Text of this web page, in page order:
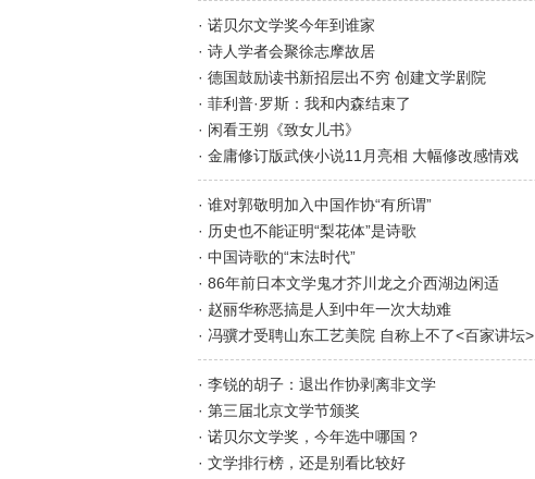
· 诺贝尔文学奖今年到谁家
· 诗人学者会聚徐志摩故居
· 德国鼓励读书新招层出不穷 创建文学剧院
· 菲利普·罗斯：我和内森结束了
· 闲看王朔《致女儿书》
· 金庸修订版武侠小说11月亮相 大幅修改感情戏
· 谁对郭敬明加入中国作协“有所谓”
· 历史也不能证明“梨花体”是诗歌
· 中国诗歌的“末法时代”
· 86年前日本文学鬼才芥川龙之介西湖边闲适
· 赵丽华称恶搞是人到中年一次大劫难
· 冯骥才受聘山东工艺美院 自称上不了<百家讲坛>
· 李锐的胡子：退出作协剥离非文学
· 第三届北京文学节颁奖
· 诺贝尔文学奖，今年选中哪国？
· 文学排行榜，还是别看比较好